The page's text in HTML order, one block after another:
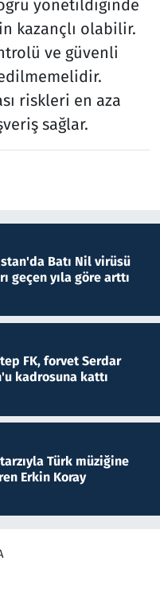
yönetildiğinde
kazançlı olabilir.
ve güvenli
riskleri en aza
sağlar.
Batı Nil virüsü
geçen yıla göre arttı
FK, forvet Serdar
kadrosuna kattı
Türk müziğine
Erkin Koray